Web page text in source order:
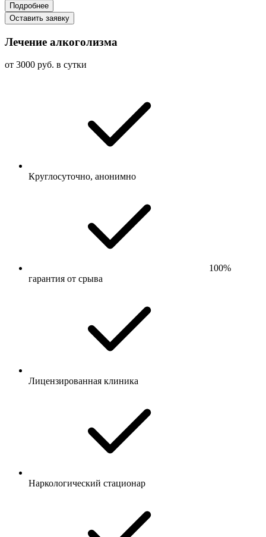
Подробнее
Оставить заявку
Лечение алкоголизма
от 3000 руб. в сутки
Круглосуточно, анонимно
100%
гарантия от срыва
Лицензированная клиника
Наркологический стационар